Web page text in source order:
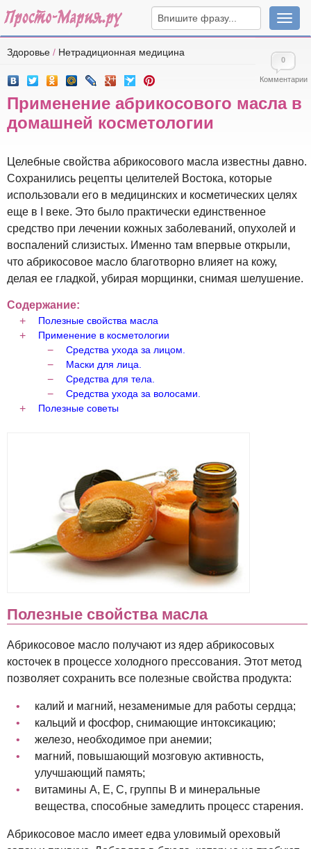
Здоровье / Нетрадиционная медицина
0
Комментарии
Применение абрикосового масла в
домашней косметологии
Целебные свойства абрикосового масла известны давно.
Сохранились рецепты целителей Востока, которые
использовали его в медицинских и косметических целях
еще в I веке. Это было практически единственное
средство при лечении кожных заболеваний, опухолей и
воспалений слизистых. Именно там впервые открыли,
что абрикосовое масло благотворно влияет на кожу,
делая ее гладкой, убирая морщинки, снимая шелушение.
Содержание:
Полезные свойства масла
Применение в косметологии
Средства ухода за лицом.
Маски для лица.
Средства для тела.
Средства ухода за волосами.
Полезные советы
Полезные свойства масла
Абрикосовое масло получают из ядер абрикосовых
косточек в процессе холодного прессования. Этот метод
позволяет сохранить все полезные свойства продукта:
калий и магний, незаменимые для работы сердца;
кальций и фосфор, снимающие интоксикацию;
железо, необходимое при анемии;
магний, повышающий мозговую активность,
улучшающий память;
витамины А, Е, С, группы В и минеральные
вещества, способные замедлить процесс старения.
Абрикосовое масло имеет едва уловимый ореховый